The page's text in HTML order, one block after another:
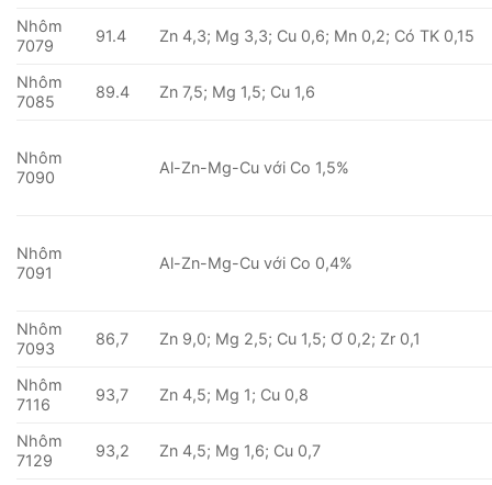
Nhôm
7079
91.4 Zn 4,3; Mg 3,3; Cu 0,6; Mn 0,2; Có TK 0,15
Nhôm
7085
89.4 Zn 7,5; Mg 1,5; Cu 1,6
Nhôm
7090
Al-Zn-Mg-Cu với Co 1,5%
Nhôm
7091
Al-Zn-Mg-Cu với Co 0,4%
Nhôm
7093
86,7 Zn 9,0; Mg 2,5; Cu 1,5; Ơ 0,2; Zr 0,1
Nhôm
7116
93,7 Zn 4,5; Mg 1; Cu 0,8
Nhôm
7129
93,2 Zn 4,5; Mg 1,6; Cu 0,7